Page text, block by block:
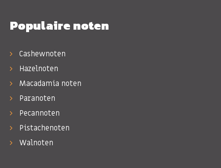
Populaire noten
Cashewnoten
Hazelnoten
Macadamia noten
Paranoten
Pecannoten
Pistachenoten
Walnoten